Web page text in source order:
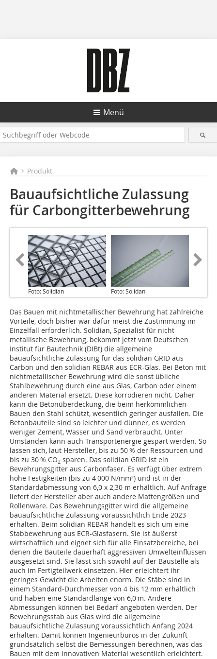
Menü
Produkt
Bauaufsichtliche Zulassung
für Carbongitterbewehrung
Foto: Solidian Foto: Solidan
Das Bauen mit nichtmetallischer Bewehrung hat zahlreiche
Vorteile, doch bisher war dafür meist die Zustimmung im
Einzelfall erforderlich. Solidian, Spezialist für nicht
metallische Bewehrung, bekommt jetzt vom Deutschen
Institut für Bautechnik (DIBt) die allgemeine
bauaufsichtliche Zulassung für das solidian GRID aus
Carbon und den solidian REBAR aus ECR-Glas. Bei Beton mit
nichtmetallischer Bewehrung wird die sonst übliche
Stahlbewehrung durch eine aus Glas, Carbon oder einem
anderen Material ersetzt. Diese korrodieren nicht. Daher
kann die Betonüberdeckung, die beim herkömmlichen
Bauen den Stahl schützt, wesentlich geringer ausfallen. Die
Betonbauteile sind so leichter und dünner, es werden
weniger Zement, Wasser und Sand verbraucht. Unter
Umständen kann auch Transportenergie gespart werden. So
lassen sich, laut Hersteller, bis zu 50 % der Ressourcen und
bis zu 30 % CO2 sparen. Das solidian GRID ist ein
Bewehrungsgitter aus Carbonfaser. Es verfügt über extrem
hohe Festigkeiten (bis zu 4 000 N/mm²) und ist in der
Standardabmessung von 6,0 x 2,30 m erhältlich. Auf Anfrage
liefert der Hersteller aber auch andere Mattengrößen und
Rollenware. Das Bewehrungsgitter wird die allgemeine
bauaufsichtliche Zulassung voraussichtlich Ende 2023
erhalten. Beim solidian REBAR handelt es sich um eine
Stabbewehrung aus ECR-Glasfasern. Sie ist äußerst
wirtschaftlich und eignet sich für alle Einsatzbereiche, bei
denen die Bauteile dauerhaft aggressiven Umwelteinflüssen
ausgesetzt sind. Sie lässt sich sowohl auf der Baustelle als
auch im Fertigteilwerk einsetzen. Hier erleichtert ihr
geringes Gewicht die Arbeiten enorm. Die Stäbe sind in
einem Standard-Durchmesser von 4 bis 12 mm erhältlich
und haben eine Standardlänge von 6,0 m. Andere
Abmessungen können bei Bedarf angeboten werden. Der
Bewehrungsstab aus Glas wird die allgemeine
bauaufsichtliche Zulassung voraussichtlich Anfang 2024
erhalten. Damit können Ingenieurbüros in der Zukunft
grundsätzlich selbst die Bemessungen berechnen, was das
Bauen mit dem innovativen Material wesentlich erleichtert.